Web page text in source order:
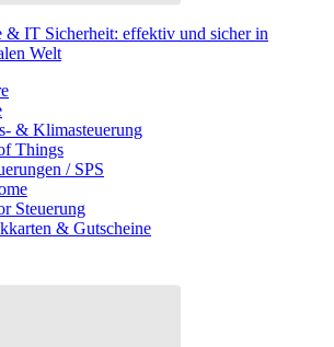
& IT Sicherheit: effektiv und sicher in
Welt
& Klimasteuerung
Things
/ SPS
Steuerung
& Gutscheine